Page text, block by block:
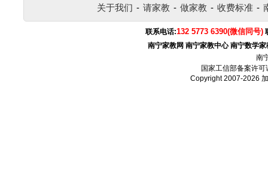
关于我们 - 请家教 - 做家教 - 收费标准 -
联系电话:132 5773 6390(微信同号)
南宁家教网 南宁家教中心 南宁数学家
南
国家工信部备案许可
Copyright 2007-2026